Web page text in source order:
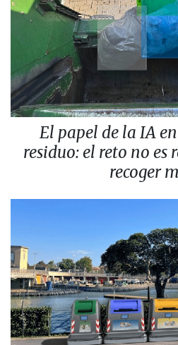
El papel de la IA
residuo: el reto no es
recoger